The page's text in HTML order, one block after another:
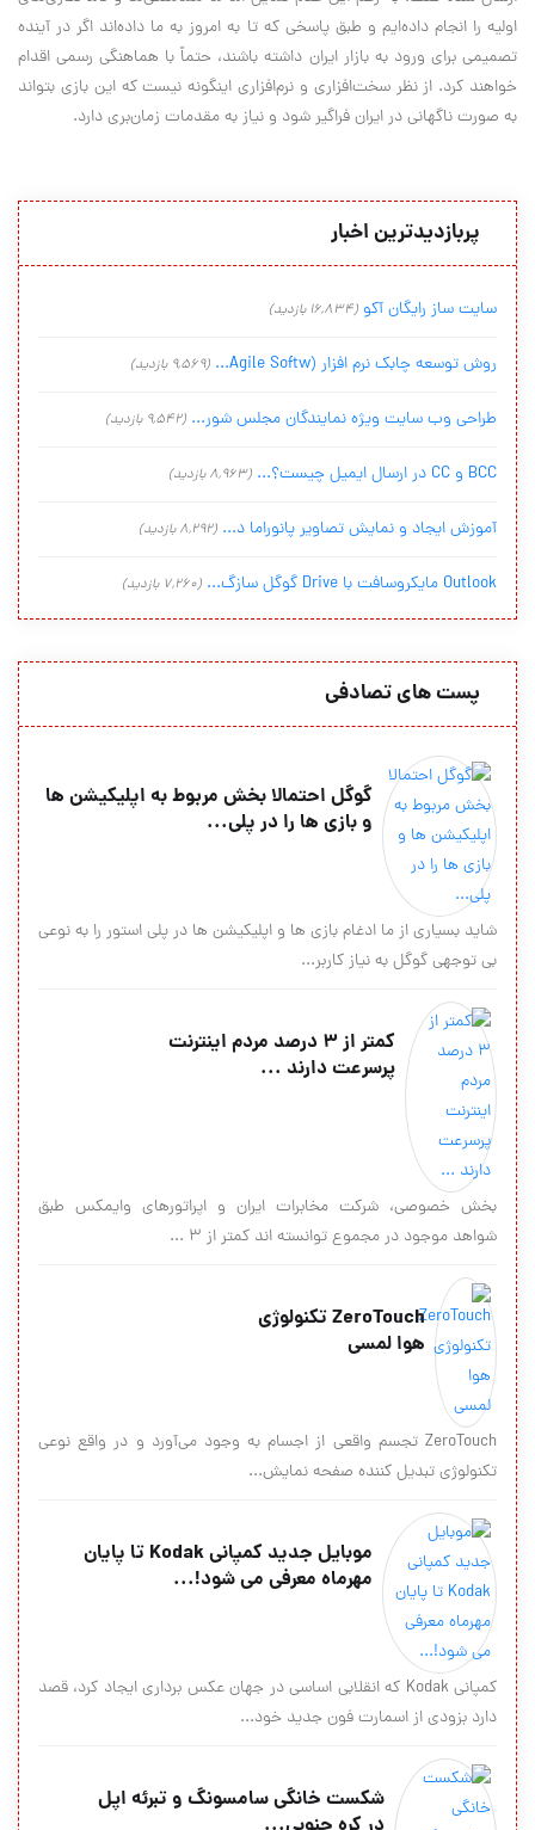
اولیه را انجام داده‌ایم و طبق پاسخی که تا به امروز به ما داده‌اند اگر در آینده
تصمیمی برای ورود به بازار ایران داشته باشند، حتماً با هماهنگی رسمی اقدام
خواهند کرد. از نظر سخت‌افزاری و نرم‌افزاری اینگونه نیست که این بازی بتواند
به صورت ناگهانی در ایران فراگیر شود و نیاز به مقدمات زمان‌بری دارد.
پربازدیدترین اخبار
سایت ساز رایگان آکو (16,834 بازدید)
روش توسعه چابک نرم افزار (Agile Softw... (9,569 بازدید)
طراحی وب سایت ویژه نمایندگان مجلس شور... (9,542 بازدید)
BCC و CC در ارسال ایمیل چیست؟... (8,963 بازدید)
آموزش ایجاد و نمایش تصاویر پانوراما د... (8,292 بازدید)
Outlook مایکروسافت با Drive گوگل سازگ... (7,260 بازدید)
پست های تصادفی
گوگل احتمالا بخش مربوط به اپلیکیشن ها
و بازی ها را در پلی...
شاید بسیاری از ما ادغام بازی ها و اپلیکیشن ها در پلی استور را به نوعی
بی توجهی گوگل به نیاز کاربر...
کمتر از 3 درصد مردم اینترنت
پرسرعت دارند ...
بخش خصوصی، شرکت مخابرات ایران و اپراتورهای وایمکس طبق
شواهد موجود در مجموع توانسته اند کمتر از 3 ...
ZeroTouch تکنولوژی
هوا لمسی
ZeroTouch تجسم واقعی از اجسام به وجود می‌آورد و در واقع نوعی
تکنولوژی تبدیل کننده صفحه نمایش...
موبایل جدید کمپانی Kodak تا پایان
مهرماه معرفی می شود!...
کمپانی Kodak که انقلابی اساسی در جهان عکس برداری ایجاد کرد، قصد
دارد بزودی از اسمارت فون جدید خود...
شکست خانگی سامسونگ و تبرئه اپل